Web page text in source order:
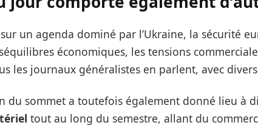
sur un agenda dominé par l’Ukraine, la sécurité
économiques, les tensions
les journaux généralistes en parlent, avec
du sommet a toutefois également donné lieu à
tout au long du semestre, allant du